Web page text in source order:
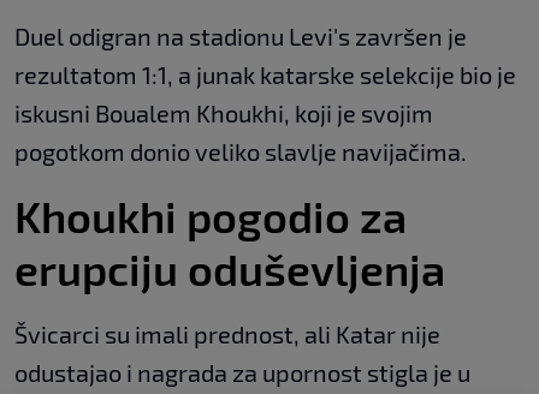
Duel odigran na stadionu Levi's završen je
rezultatom 1:1, a junak katarske selekcije bio je
iskusni Boualem Khoukhi, koji je svojim
pogotkom donio veliko slavlje navijačima.
Khoukhi pogodio za
erupciju oduševljenja
Švicarci su imali prednost, ali Katar nije
odustajao i nagrada za upornost stigla je u